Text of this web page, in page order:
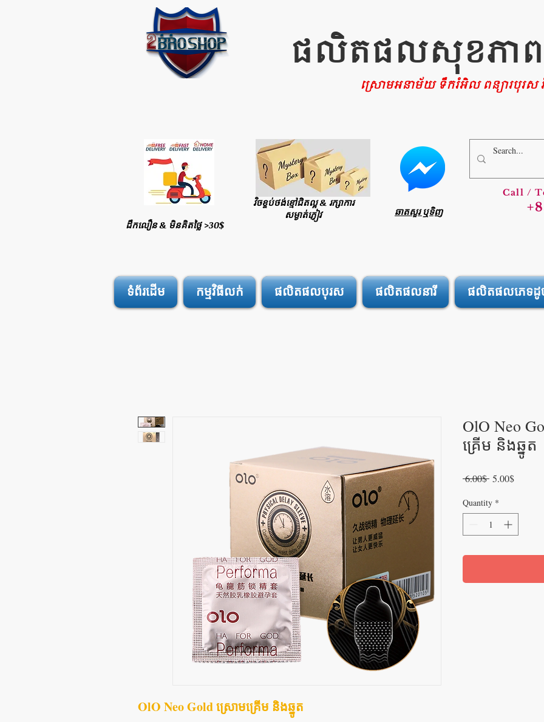
ផលិតផលសុខភាពផ្
ស្រោមអនាម័យ ទឹករំអិល ពន្យារបុរស
ដឹកលឿន & មិនគិតថ្លៃ >30$
វិចខ្ចប់ថង់ខ្មៅជិតល្អ & រក្សាការ
សម្ងាត់ភ្ញៀវ
ឆាតសួរ ឬទិញ
Call /
ទំព័រដើម កម្មវិធីលក់ ផលិតផលបុរស ផលិតផលនារី ផលិតផលភេទដូច
OlO Neo Gold ស្រោមគ្រើម និងឆ្នូត
OlO Neo
គ្រើម និងឆ្នូត
6.00$ Regular
5.00$Sale
Quantity *